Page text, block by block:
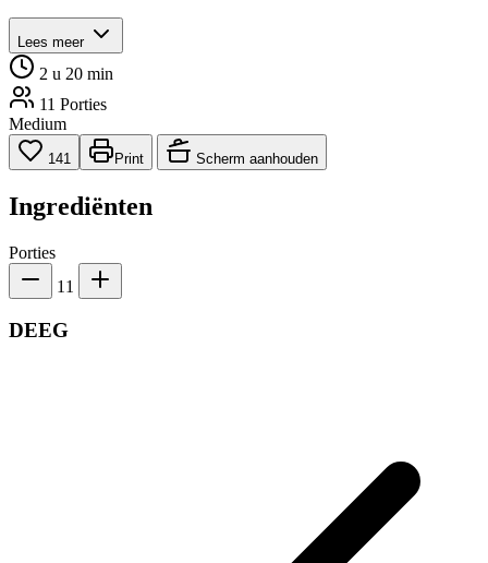
Lees meer
2 u 20 min
11 Porties
Medium
141 Print Scherm aanhouden
Ingrediënten
Porties
11
DEEG